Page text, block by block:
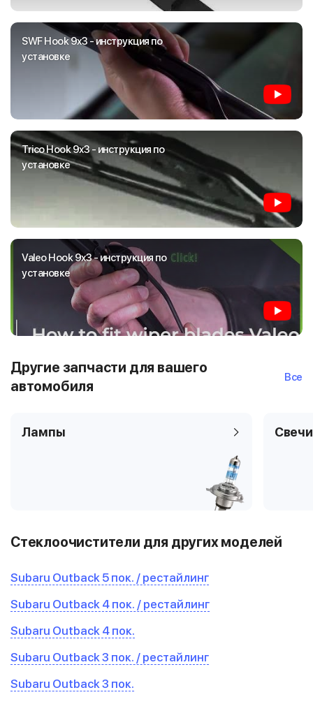
SWF Hook 9x3 - инструкция по
установке
Trico Hook 9x3 - инструкция по
установке
Valeo Hook 9x3 - инструкция по
установке
Другие запчасти для вашего
автомобиля
Все
Лампы
Стеклоочистители для других моделей
Subaru Outback 5 пок. / рестайлинг
Subaru Outback 4 пок. / рестайлинг
Subaru Outback 4 пок.
Subaru Outback 3 пок. / рестайлинг
Subaru Outback 3 пок.